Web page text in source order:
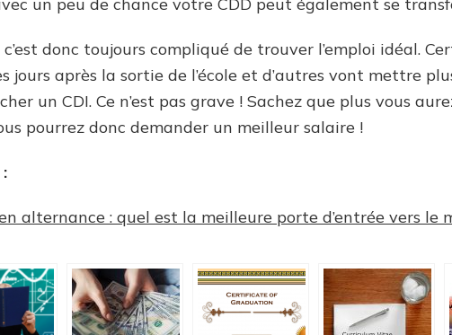
c’est donc toujours compliqué de trouver l’emploi idéal.
après la sortie de l’école et d’autres vont mettre
un CDI. Ce n’est pas grave ! Sachez que plus vous
pourrez donc demander un meilleur salaire !
alternance : quel est la meilleure porte d’entrée vers le